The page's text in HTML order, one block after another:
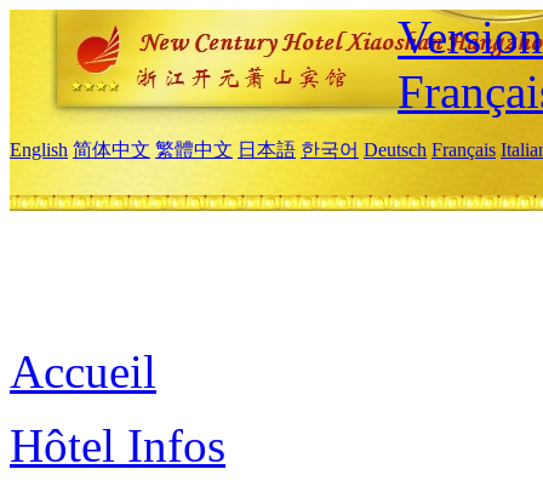
English 简体中文 繁體中文 日本語 한국어 Deutsch Français
Accueil
Hôtel Infos